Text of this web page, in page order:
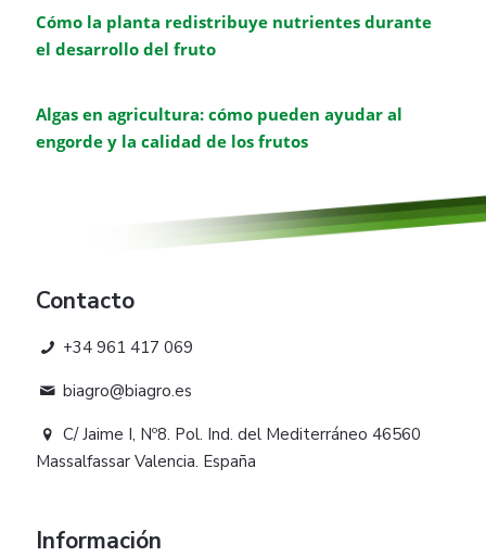
Cómo la planta redistribuye nutrientes durante
el desarrollo del fruto
Algas en agricultura: cómo pueden ayudar al
engorde y la calidad de los frutos
Contacto
+34 961 417 069
biagro@biagro.es
C/ Jaime I, Nº8. Pol. Ind. del Mediterráneo 46560
Massalfassar Valencia. España
Información